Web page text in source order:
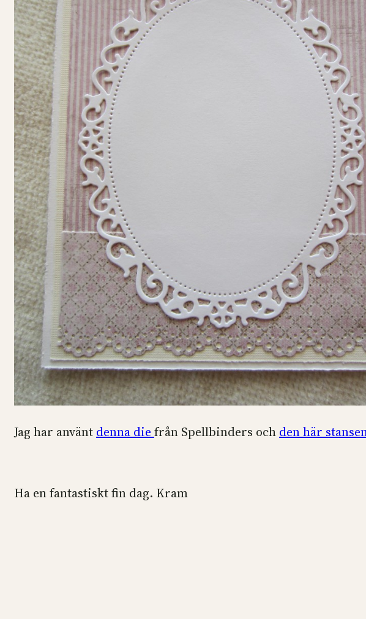
Jag har använt denna die från Spellbinders och den här
Ha en fantastiskt fin dag. Kram